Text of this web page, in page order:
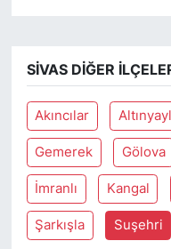
SIVAS DIĞER
Akıncılar
Gemerek Gölova
İmranlı Kangal
Şarkışla Suşehri